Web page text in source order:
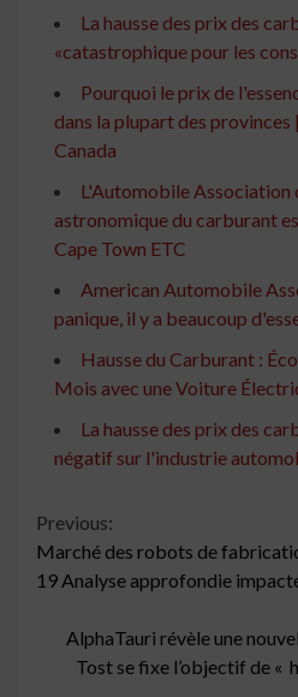
La hausse des prix des
«catastrophique pour les
Pourquoi le prix de
dans la plupart des
Canada
L'Automobile Association
astronomique du carburant
Cape Town ETC
American Automobile
panique, il y a beaucoup
Hausse du Carburant :
Mois avec une Voiture
La hausse des prix des
négatif sur l'industrie
Continue
Reading
Previous:
Marché des robots de
19 Analyse approfondie
AlphaTauri révèle une
Tost se fixe l’objectif de «